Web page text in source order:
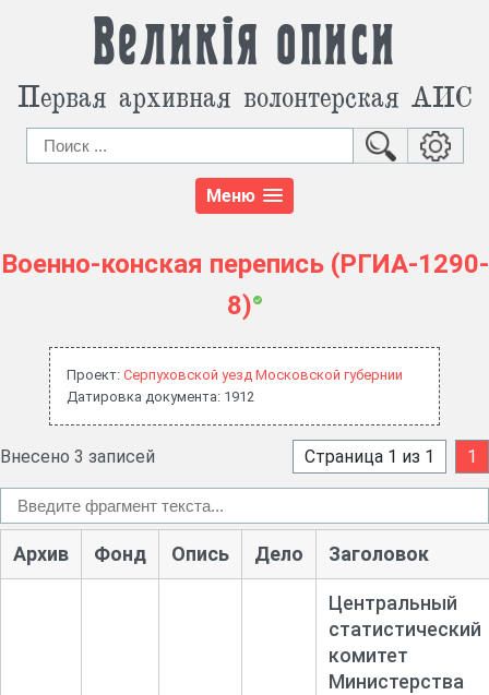
Великія описи
Первая архивная волонтерская АИС
Меню
Военно-конская перепись (РГИА-1290-
8)
Проект: Серпуховской уезд Московской губернии
Датировка документа: 1912
Внесено 3 записей Страница 1 из 1 1
Архив Фонд Опись Дело Заголовок
Центральный
статистический
комитет
Министерства